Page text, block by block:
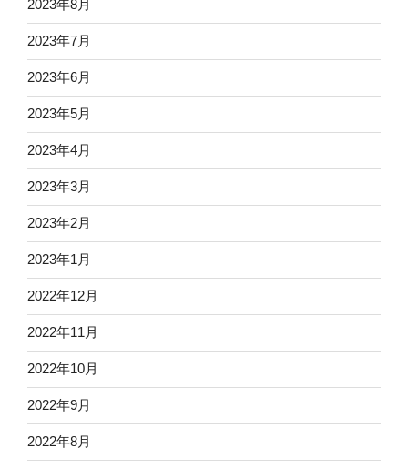
2023年8月
2023年7月
2023年6月
2023年5月
2023年4月
2023年3月
2023年2月
2023年1月
2022年12月
2022年11月
2022年10月
2022年9月
2022年8月